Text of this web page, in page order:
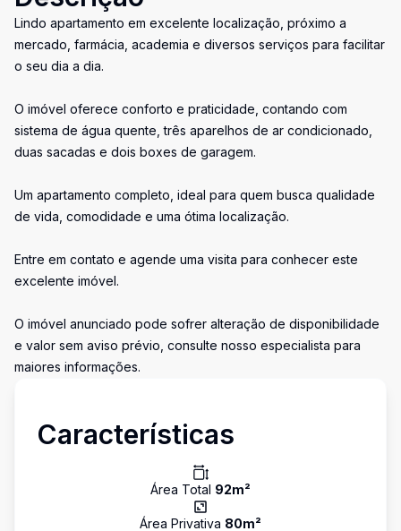
Lindo apartamento em excelente localização, próximo a
mercado, farmácia, academia e diversos serviços para facilitar
o seu dia a dia.
O imóvel oferece conforto e praticidade, contando com
sistema de água quente, três aparelhos de ar condicionado,
duas sacadas e dois boxes de garagem.
Um apartamento completo, ideal para quem busca qualidade
de vida, comodidade e uma ótima localização.
Entre em contato e agende uma visita para conhecer este
excelente imóvel.
O imóvel anunciado pode sofrer alteração de disponibilidade
e valor sem aviso prévio, consulte nosso especialista para
maiores informações.
Características
Área Total 92m²
Área Privativa 80m²